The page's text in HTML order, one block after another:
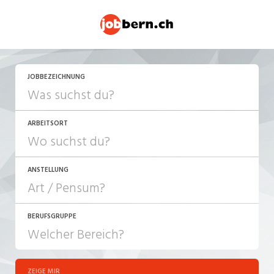
JOBBEZEICHNUNG
ARBEITSORT
ANSTELLUNG
JOB-TYP
Festanstellung
BERUFSGRUPPE
ZEIGE MIR